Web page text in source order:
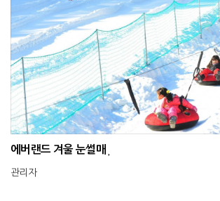
에버랜드 겨울 눈썰매
관리자